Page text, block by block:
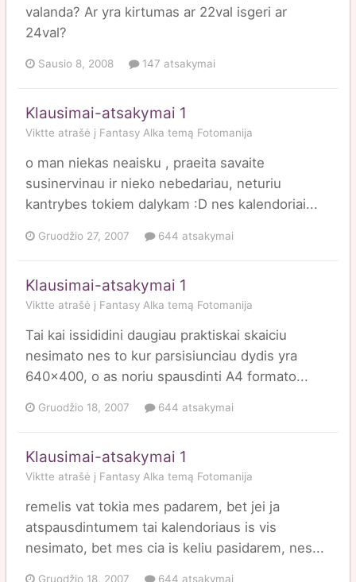
valanda? Ar yra kirtumas ar 22val isgeri ar
24val?
Sausio 8, 2008 147 atsakymai
Klausimai-atsakymai 1
Viktte atrašė į Fantasy Alka temą Fotomanija
o man niekas neaisku , praeita savaite
susinervinau ir nieko nebedariau, neturiu
kantrybes tokiem dalykam :D nes kalendoriai...
Gruodžio 27, 2007 644 atsakymai
Klausimai-atsakymai 1
Viktte atrašė į Fantasy Alka temą Fotomanija
Tai kai issididini daugiau praktiskai skaiciu
nesimato nes to kur parsisiunciau dydis yra
640x400, o as noriu spausdinti A4 formato...
Gruodžio 18, 2007 644 atsakymai
Klausimai-atsakymai 1
Viktte atrašė į Fantasy Alka temą Fotomanija
remelis vat tokia mes padarem, bet jei ja
atspausdintumem tai kalendoriaus is vis
nesimato, bet mes cia is keliu pasidarem, nes...
Gruodžio 18, 2007 644 atsakymai